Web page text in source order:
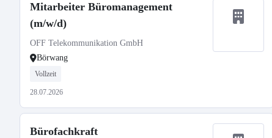
Mitarbeiter Büromanagement
(m/w/d)
OFF Telekommunikation GmbH
Börwang
Vollzeit
28.07.2026
Bürofachkraft